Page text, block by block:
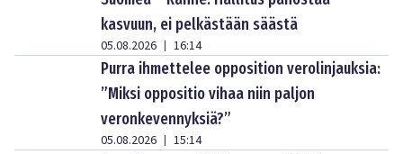
kasvuun, ei pelkästään säästä
05.08.2026 | 16:14
Purra ihmettelee opposition verolinjauksia:
”Miksi oppositio vihaa niin paljon
veronkevennyksiä?”
05.08.2026 | 15:14